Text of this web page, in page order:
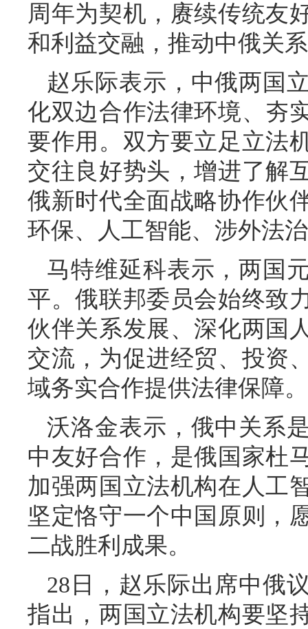
周年为契机，赓续传统友
和利益交融，推动中俄关
赵乐际表示，中俄两国
化双边合作法律环境、夯
要作用。双方要立足立法
交往良好势头，增进了解
俄新时代全面战略协作伙
环保、人工智能、涉外法
马特维延科表示，两国
平。俄联邦委员会始终致
伙伴关系发展、深化两国
交流，为促进经贸、投资
域务实合作提供法律保障。
沃洛金表示，俄中关系
中友好合作，是俄国家杜
加强两国立法机构在人工
坚定恪守一个中国原则，
二战胜利成果。
28日，赵乐际出席中俄
指出，两国立法机构要坚